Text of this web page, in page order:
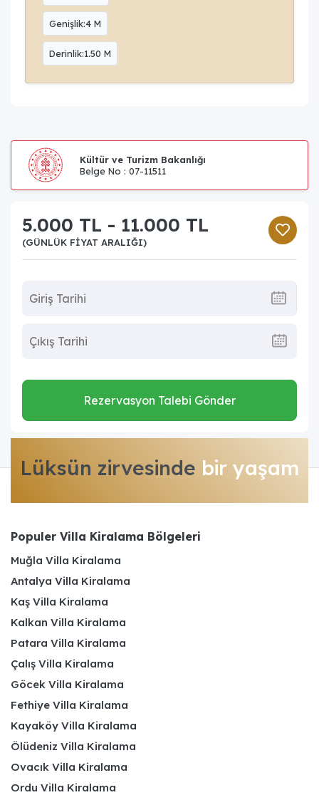
Genişlik:4 M
Derinlik:1.50 M
Kültür ve Turizm Bakanlığı
Belge No : 07-11511
5.000 TL - 11.000 TL
(GÜNLÜK FIYAT ARALIĞI)
Rezervasyon Talebi Gönder
Lüksün zirvesinde bir yaşam
Populer Villa Kiralama Bölgeleri
Muğla Villa Kiralama
Antalya Villa Kiralama
Kaş Villa Kiralama
Kalkan Villa Kiralama
Patara Villa Kiralama
Çalış Villa Kiralama
Göcek Villa Kiralama
Fethiye Villa Kiralama
Kayaköy Villa Kiralama
Ölüdeniz Villa Kiralama
Ovacık Villa Kiralama
Ordu Villa Kiralama